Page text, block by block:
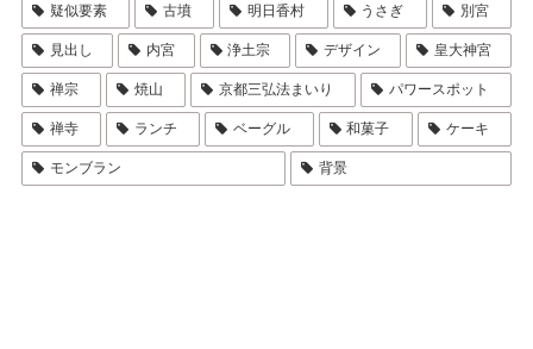
疑似要素 古墳 明日香村 うさぎ 別宮
見出し 内宮 浄土宗 デザイン 皇大神宮
禅宗 焼山 京都三弘法まいり パワースポット
禅寺 ランチ ベーグル 和菓子 ケーキ
モンブラン 背景